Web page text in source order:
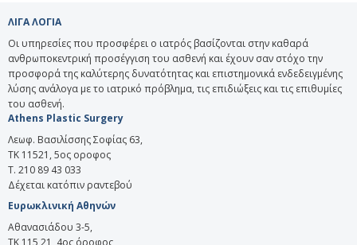
ΛΙΓΑ ΛΟΓΙΑ
Οι υπηρεσίες που προσφέρει ο ιατρός βασίζονται στην καθαρά
ανθρωποκεντρική προσέγγιση του ασθενή και έχουν σαν στόχο την
προσφορά της καλύτερης δυνατότητας και επιστημονικά ενδεδειγμένης
λύσης ανάλογα με το ιατρικό πρόβλημα, τις επιδιώξεις και τις επιθυμίες
του ασθενή.
Athens Plastic Surgery
Λεωφ. Βασιλίσσης Σοφίας 63,
ΤΚ 11521, 5ος οροφος
T. 210 89 43 033
Δέχεται κατόπιν ραντεβού
Ευρωκλινική Αθηνών
Αθανασιάδου 3-5,
ΤΚ 115 21, 4ος όροφος